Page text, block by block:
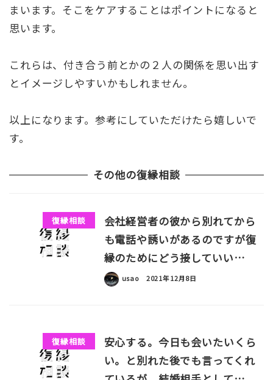
まいます。そこをケアすることはポイントになると
思います。
これらは、付き合う前とかの２人の関係を思い出す
とイメージしやすいかもしれません。
以上になります。参考にしていただけたら嬉しいで
す。
その他の復縁相談
復縁相談
会社経営者の彼から別れてから
も電話や誘いがあるのですが復
縁のためにどう接していい…
usao 2021年12月8日
復縁相談
安心する。今日も会いたいくら
い。と別れた後でも言ってくれ